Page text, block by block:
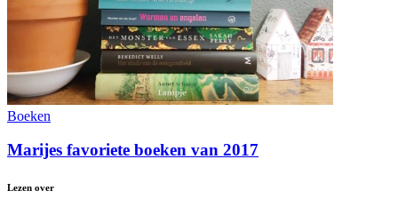
Boeken
Marijes favoriete boeken van 2017
Lezen over